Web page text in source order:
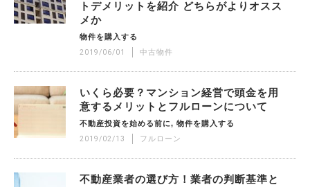
トデメリットを紹介 どちらがよりオスス
メか
物件を購入する
2019/06/01 中古物件
いくら必要？マンション経営で頭金を用
意するメリットとフルローンについて
不動産投資を始める前に 物件を購入する
2019/02/13 フルローン
不動産業者の選び方！業者の判断基準と